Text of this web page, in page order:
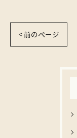
< 前のページ